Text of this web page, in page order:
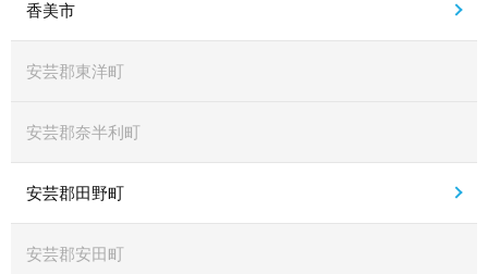
香美市
安芸郡東洋町
安芸郡奈半利町
安芸郡田野町
安芸郡安田町